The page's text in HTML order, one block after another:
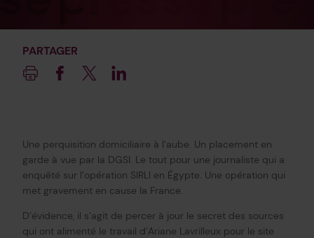
PARTAGER
Une perquisition domiciliaire à l’aube. Un placement en
garde à vue par la DGSI. Le tout pour une journaliste qui a
enquêté sur l’opération SIRLI en Égypte. Une opération qui
met gravement en cause la France.
D’évidence, il s’agit de percer à jour le secret des sources
qui ont alimenté le travail d’Ariane Lavrilleux pour le site